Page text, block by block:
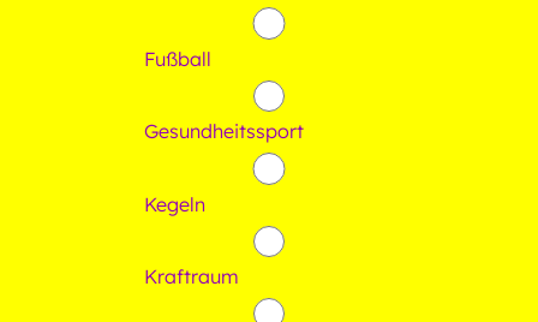
Fußball
Gesundheitssport
Kegeln
Kraftraum